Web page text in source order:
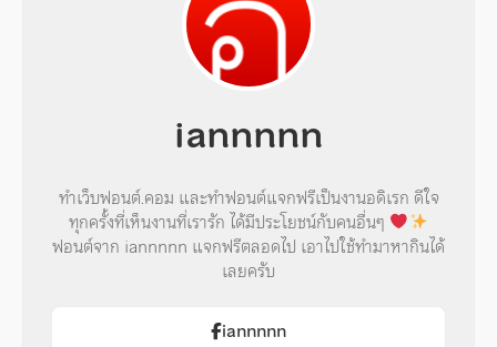
iannnnn
ทำเว็บฟอนต์.คอม และทำฟอนต์แจกฟรีเป็นงานอดิเรก ดีใจ
ทุกครั้งที่เห็นงานที่เรารัก ได้มีประโยชน์กับคนอื่นๆ
ฟอนต์จาก iannnnn แจกฟรีตลอดไป เอาไปใช้ทำมาหากินได้
เลยครับ
iannnnn